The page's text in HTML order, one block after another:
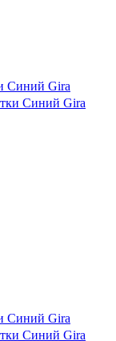
Синий Gira
Синий Gira